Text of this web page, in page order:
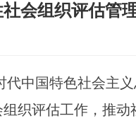
社会组织评估管
代中国特色社会主
织评估工作，推